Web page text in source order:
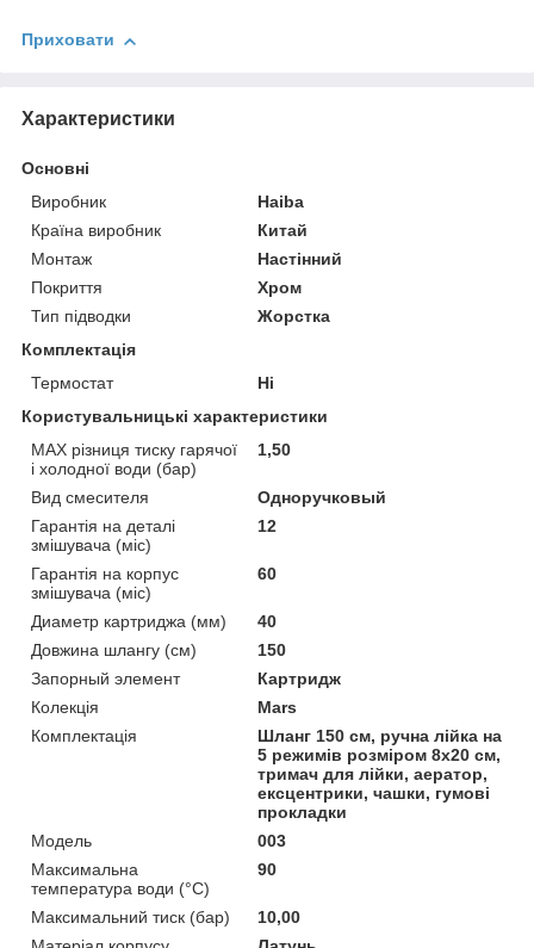
Приховати
Характеристики
Основні
Виробник
Haiba
Країна виробник
Китай
Монтаж
Настінний
Покриття
Хром
Тип підводки
Жорстка
Комплектація
Термостат
Ні
Користувальницькі характеристики
MAX різниця тиску гарячої
і холодної води (бар)
1,50
Вид смесителя
Одноручковый
Гарантія на деталі
змішувача (міс)
12
Гарантія на корпус
змішувача (міс)
60
Диаметр картриджа (мм)
40
Довжина шлангу (см)
150
Запорный элемент
Картридж
Колекція
Mars
Комплектація
Шланг 150 см, ручна лійка на
5 режимів розміром 8х20 см,
тримач для лійки, аератор,
ексцентрики, чашки, гумові
прокладки
Мoдель
003
Максимальна
температура води (°C)
90
Максимальний тиск (бар)
10,00